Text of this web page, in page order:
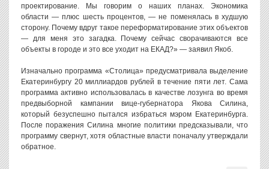
проектирование. Мы говорим о наших планах. Экономика
области — плюс шесть процентов, — не поменялась в худшую
сторону. Почему вдруг такое переформатирование этих объектов
— для меня это загадка. Почему сейчас сворачиваются все
объекты в городе и это все уходит на ЕКАД?» — заявил Якоб.
Изначально программа «Столица» предусматривала выделение
Екатеринбургу 20 миллиардов рублей в течение пяти лет. Сама
программа активно использовалась в качестве лозунга во время
предвыборной кампании вице-губернатора Якова Силина,
который безуспешно пытался избраться мэром Екатеринбурга.
После поражения Силина многие политики предсказывали, что
программу свернут, хотя областные власти поначалу утверждали
обратное.